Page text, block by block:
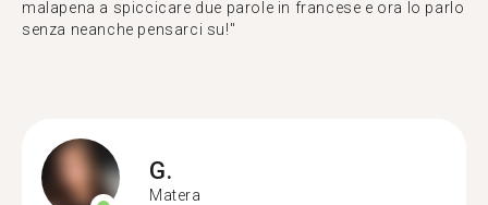
malapena a spiccicare due parole in francese e ora lo parlo
senza neanche pensarci su!"
G.
Matera